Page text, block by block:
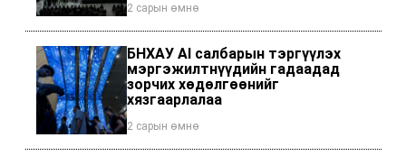
2 сарын өмнө
БНХАУ AI салбарын тэргүүлэх
мэргэжилтнүүдийн гадаадад
зорчих хөдөлгөөнийг
хязгаарлалаа
2 сарын өмнө